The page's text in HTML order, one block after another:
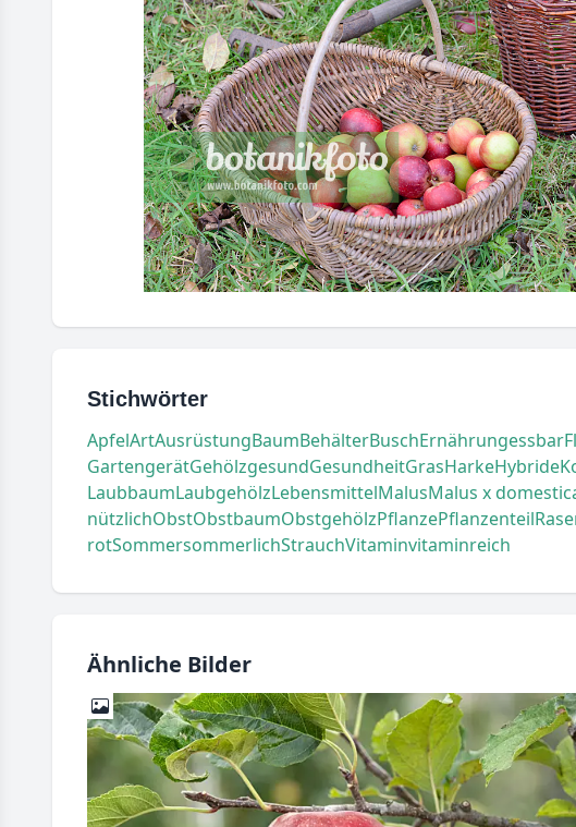
Stichwörter
ApfelArtAusrüstungBaumBehälterBuschErnährungessbar
GartengerätGehölzgesundGesundheitGrasHarkeHybride
LaubbaumLaubgehölzLebensmittelMalusMalus x
nützlichObstObstbaumObstgehölzPflanzePflanzenteil
rotSommersommerlichStrauchVitaminvitaminreich
Ähnliche Bilder